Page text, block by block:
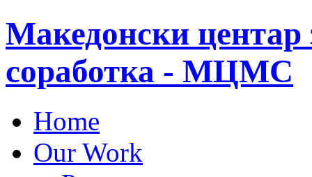
Македонски центар
соработка - МЦМС
Home
Our Work